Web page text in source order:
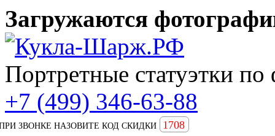
Загружаются
Портретные статуэтки по
+7 (499) 346-63-88
ЗВОНКЕ НАЗОВИТЕ КОД СКИДКИ 1708